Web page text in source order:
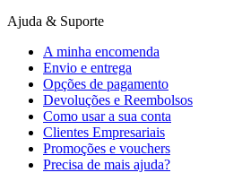
Ajuda & Suporte
A minha encomenda
Envio e entrega
Opções de pagamento
Devoluções e Reembolsos
Como usar a sua conta
Clientes Empresariais
Promoções e vouchers
Precisa de mais ajuda?